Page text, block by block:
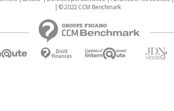
© 2022 CCM Benchmark